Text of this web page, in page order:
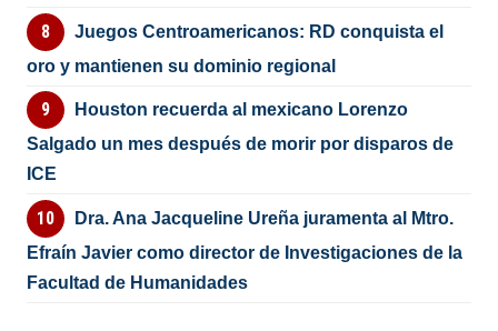
Juegos Centroamericanos: RD conquista el
oro y mantienen su dominio regional
Houston recuerda al mexicano Lorenzo
Salgado un mes después de morir por disparos de
ICE
Dra. Ana Jacqueline Ureña juramenta al Mtro.
Efraín Javier como director de Investigaciones de la
Facultad de Humanidades